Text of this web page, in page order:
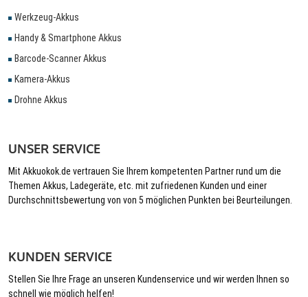
Werkzeug-Akkus
Handy & Smartphone Akkus
Barcode-Scanner Akkus
Kamera-Akkus
Drohne Akkus
UNSER SERVICE
Mit Akkuokok.de vertrauen Sie Ihrem kompetenten Partner rund um die
Themen Akkus, Ladegeräte, etc. mit zufriedenen Kunden und einer
Durchschnittsbewertung von von 5 möglichen Punkten bei Beurteilungen.
KUNDEN SERVICE
Stellen Sie Ihre Frage an unseren Kundenservice und wir werden Ihnen so
schnell wie möglich helfen!